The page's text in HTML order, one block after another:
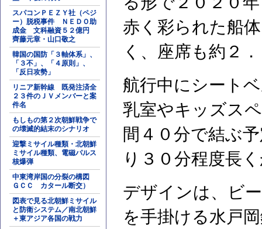
スパコンＰＥＺＹ社（ペジ
ー）脱税事件 ＮＥＤＯ助
成金 文科融資５２億円
齊藤元章・山口敬之
韓国の国防「３軸体系」、
「３不」、「４原則」、
「反日攻勢」
リニア新幹線 既発注済全
２３件のＪＶメンバーと案
件名
もしもの第２次朝鮮戦争で
の壊滅的結末のシナリオ
迎撃ミサイル種類・北朝鮮
ミサイル種類、電磁パルス
核爆弾
中東湾岸国の分裂の構図
ＧＣＣ カタール断交）
図表で見る北朝鮮ミサイル
と防衛システム／南北朝鮮
＋東アジア各国の戦力
赤く彩られた船
く、座席も約２
航行中にシート
乳室やキッズス
間４０分で結ぶ
り３０分程度長
デザインは、ビ
を手掛ける水戸